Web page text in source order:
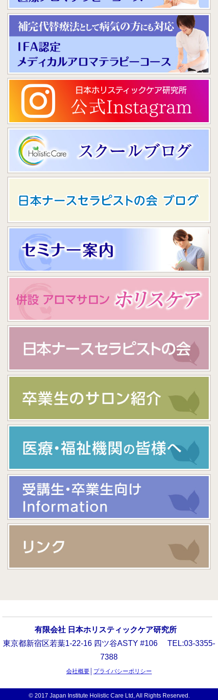
有限会社 日本ホリスティックケア研究所
東京都新宿区若葉1-22-16 四ツ谷ASTY #106 TEL:03-3355-
7388
会社概要 プライバシーポリシー
© 2017 Japan Institute Holistic Care Ltd, All Rights Reserved.